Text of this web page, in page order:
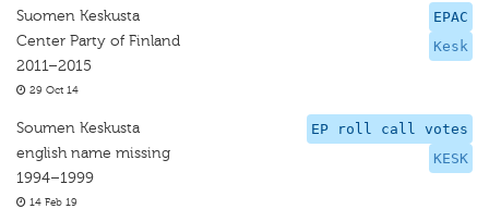
EPAC
Kesk
Suomen Keskusta
Center Party of Finland
2011–2015
29 Oct 14
EP roll call votes
KESK
Soumen Keskusta
english name missing
1994–1999
14 Feb 19